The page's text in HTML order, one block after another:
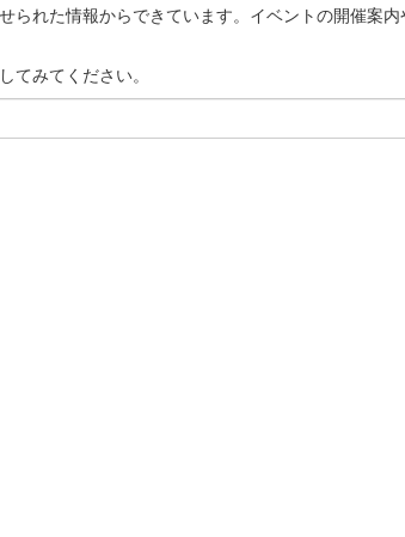
られた情報からできています。イベントの開催案
てみてください。